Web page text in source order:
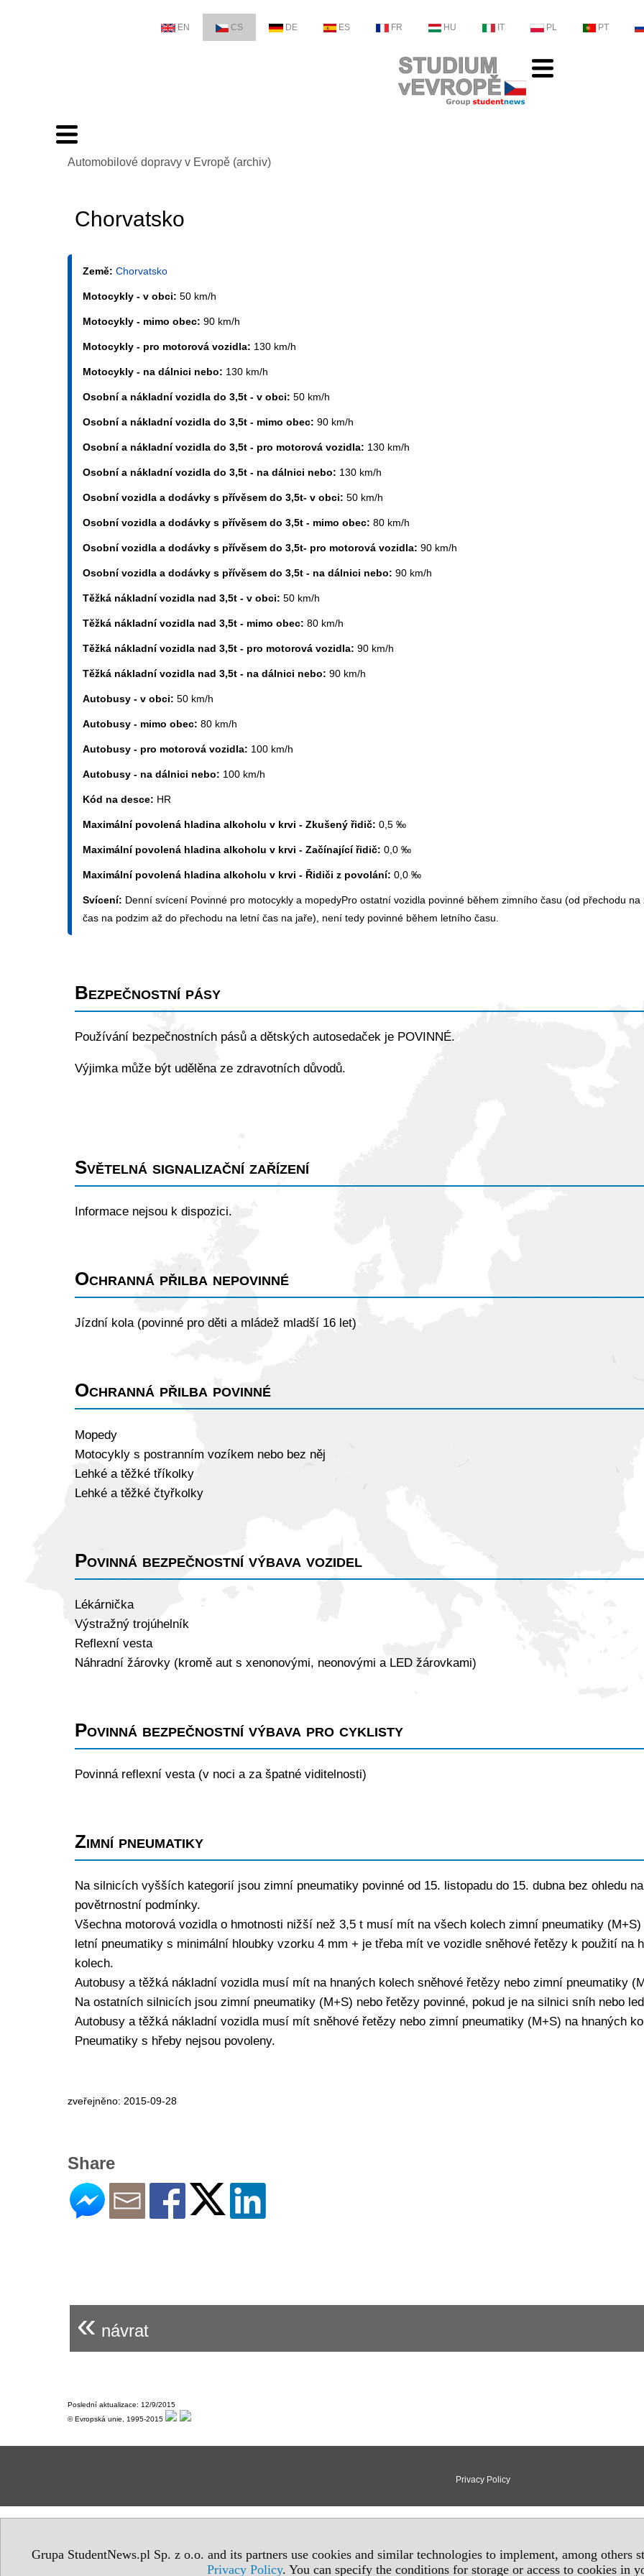
Grupa StudentNews.pl Sp. z o.o. and its partners use cookies and similar technologies to implement, among others
Privacy Policy. You can specify the conditions for storage or access to cookies in
EN CS DE ES FR HU IT PL PT
Automobilové dopravy v Evropě (archiv)
Chorvatsko
Země: Chorvatsko
Motocykly - v obci: 50 km/h
Motocykly - mimo obec: 90 km/h
Motocykly - pro motorová vozidla: 130 km/h
Motocykly - na dálnici nebo: 130 km/h
Osobní a nákladní vozidla do 3,5t - v obci: 50 km/h
Osobní a nákladní vozidla do 3,5t - mimo obec: 90 km/h
Osobní a nákladní vozidla do 3,5t - pro motorová vozidla: 130 km/h
Osobní a nákladní vozidla do 3,5t - na dálnici nebo: 130 km/h
Osobní vozidla a dodávky s přívěsem do 3,5t- v obci: 50 km/h
Osobní vozidla a dodávky s přívěsem do 3,5t - mimo obec: 80 km/h
Osobní vozidla a dodávky s přívěsem do 3,5t- pro motorová vozidla: 90 km/h
Osobní vozidla a dodávky s přívěsem do 3,5t - na dálnici nebo: 90 km/h
Těžká nákladní vozidla nad 3,5t - v obci: 50 km/h
Těžká nákladní vozidla nad 3,5t - mimo obec: 80 km/h
Těžká nákladní vozidla nad 3,5t - pro motorová vozidla: 90 km/h
Těžká nákladní vozidla nad 3,5t - na dálnici nebo: 90 km/h
Autobusy - v obci: 50 km/h
Autobusy - mimo obec: 80 km/h
Autobusy - pro motorová vozidla: 100 km/h
Autobusy - na dálnici nebo: 100 km/h
Kód na desce: HR
Maximální povolená hladina alkoholu v krvi - Zkušený řidič: 0,5 ‰
Maximální povolená hladina alkoholu v krvi - Začínající řidič: 0,0 ‰
Maximální povolená hladina alkoholu v krvi - Řidiči z povolání: 0,0 ‰
Svícení: Denní svícení Povinné pro motocykly a mopedyPro ostatní vozidla povinné během zimního času (od přechodu na
čas na podzim až do přechodu na letní čas na jaře), není tedy povinné během letního času.
Bezpečnostní pásy
Používání bezpečnostních pásů a dětských autosedaček je POVINNÉ.
Výjimka může být udělěna ze zdravotních důvodů.
Světelná signalizační zařízení
Informace nejsou k dispozici.
Ochranná přilba nepovinné
Jízdní kola (povinné pro děti a mládež mladší 16 let)
Ochranná přilba povinné
Mopedy
Motocykly s postranním vozíkem nebo bez něj
Lehké a těžké tříkolky
Lehké a těžké čtyřkolky
Povinná bezpečnostní výbava vozidel
Lékárnička
Výstražný trojúhelník
Reflexní vesta
Náhradní žárovky (kromě aut s xenonovými, neonovými a LED žárovkami)
Povinná bezpečnostní výbava pro cyklisty
Povinná reflexní vesta (v noci a za špatné viditelnosti)
Zimní pneumatiky
Na silnicích vyšších kategorií jsou zimní pneumatiky povinné od 15. listopadu do 15. dubna bez ohledu na
povětrnostní podmínky.
Všechna motorová vozidla o hmotnosti nižší než 3,5 t musí mít na všech kolech zimní pneumatiky (M+S)
letní pneumatiky s minimální hloubky vzorku 4 mm + je třeba mít ve vozidle sněhové řetězy k použití na
kolech.
Autobusy a těžká nákladní vozidla musí mít na hnaných kolech sněhové řetězy nebo zimní pneumatiky
Na ostatních silnicích jsou zimní pneumatiky (M+S) nebo řetězy povinné, pokud je na silnici sníh nebo
Autobusy a těžká nákladní vozidla musí mít sněhové řetězy nebo zimní pneumatiky (M+S) na hnaných
Pneumatiky s hřeby nejsou povoleny.
zveřejněno: 2015-09-28
Share
« návrat
Poslední aktualizace: 12/9/2015
© Evropská unie, 1995-2015
Privacy Policy